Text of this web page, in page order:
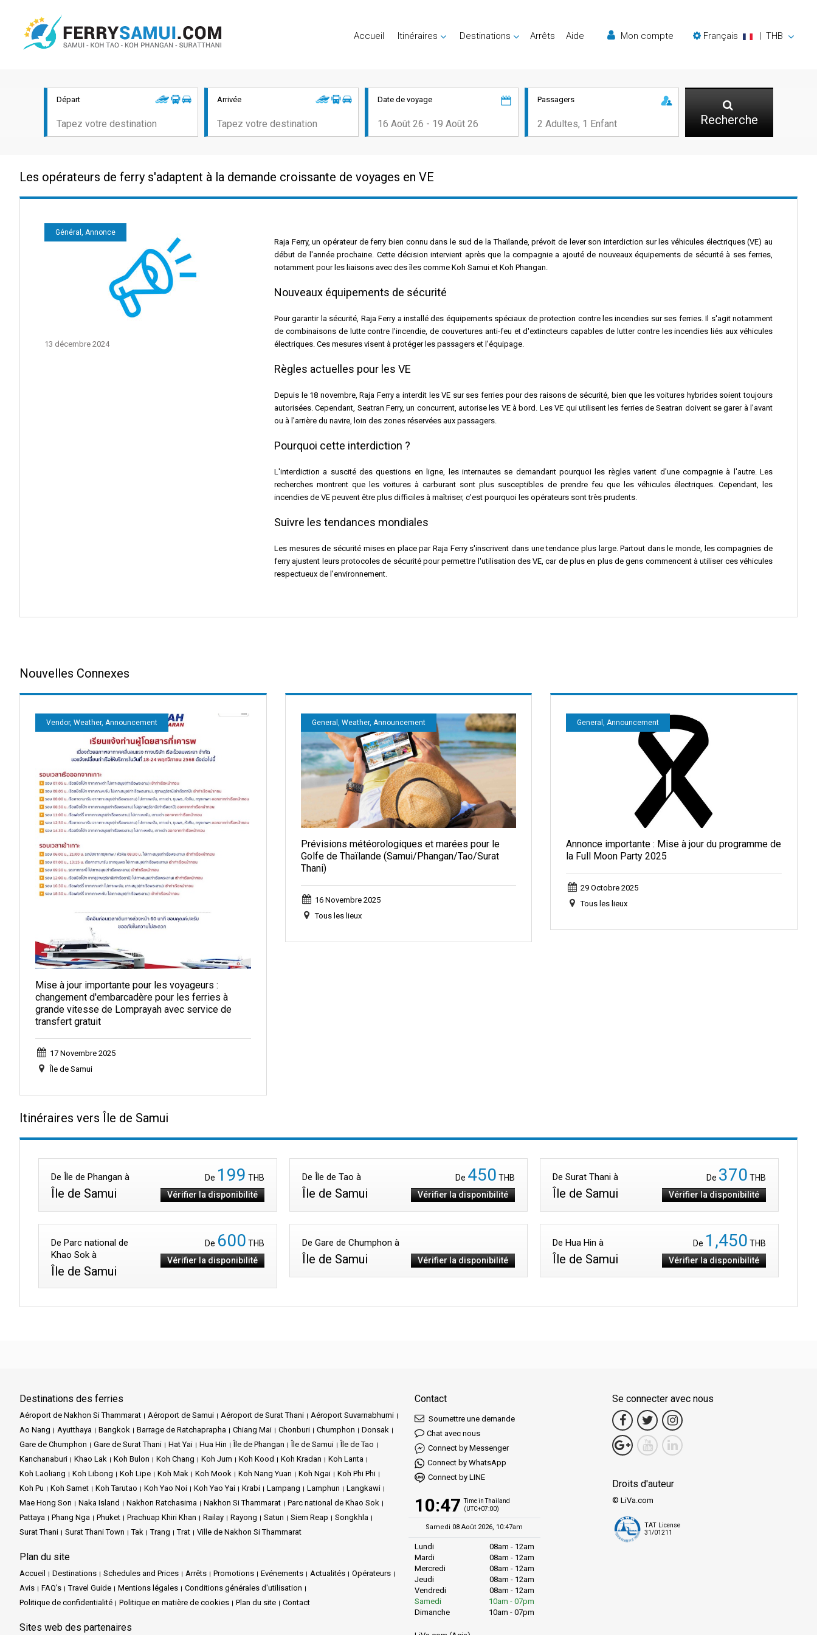
Accueil Itinéraires Destinations Arrêts Aide Mon compte Français | THB
Départ Arrivée Date de voyage Passagers
Recherche
Les opérateurs de ferry s'adaptent à la demande croissante de voyages en VE
13 décembre 2024
Général, Annonce
Raja Ferry, un opérateur de ferry bien connu dans le sud de la Thaïlande, prévoit de lever son interdiction sur les véhicules électriques (VE) au
début de l'année prochaine. Cette décision intervient après que la compagnie a ajouté de nouveaux équipements de sécurité à ses ferries,
notamment pour les liaisons avec des îles comme Koh Samui et Koh Phangan.
Nouveaux équipements de sécurité
Pour garantir la sécurité, Raja Ferry a installé des équipements spéciaux de protection contre les incendies sur ses ferries. Il s'agit notamment
de combinaisons de lutte contre l'incendie, de couvertures anti-feu et d'extincteurs capables de lutter contre les incendies liés aux véhicules
électriques. Ces mesures visent à protéger les passagers et l'équipage.
Règles actuelles pour les VE
Depuis le 18 novembre, Raja Ferry a interdit les VE sur ses ferries pour des raisons de sécurité, bien que les voitures hybrides soient toujours
autorisées. Cependant, Seatran Ferry, un concurrent, autorise les VE à bord. Les VE qui utilisent les ferries de Seatran doivent se garer à l'avant
ou à l'arrière du navire, loin des zones réservées aux passagers.
Pourquoi cette interdiction ?
L'interdiction a suscité des questions en ligne, les internautes se demandant pourquoi les règles varient d'une compagnie à l'autre. Les
recherches montrent que les voitures à carburant sont plus susceptibles de prendre feu que les véhicules électriques. Cependant, les
incendies de VE peuvent être plus difficiles à maîtriser, c'est pourquoi les opérateurs sont très prudents.
Suivre les tendances mondiales
Les mesures de sécurité mises en place par Raja Ferry s'inscrivent dans une tendance plus large. Partout dans le monde, les compagnies de
ferry ajustent leurs protocoles de sécurité pour permettre l'utilisation des VE, car de plus en plus de gens commencent à utiliser ces véhicules
respectueux de l'environnement.
Nouvelles Connexes
Vendor, Weather, Announcement
Mise à jour importante pour les voyageurs :
changement d'embarcadère pour les ferries à
grande vitesse de Lomprayah avec service de
transfert gratuit
17 Novembre 2025
Île de Samui
General, Weather, Announcement
Prévisions météorologiques et marées pour le
Golfe de Thaïlande (Samui/Phangan/Tao/Surat
Thani)
16 Novembre 2025
Tous les lieux
General, Announcement
Annonce importante : Mise à jour du programme de
la Full Moon Party 2025
29 Octobre 2025
Tous les lieux
Itinéraires vers Île de Samui
De Île de Phangan à
Île de Samui
De 199 THB
Vérifier la disponibilité
De Île de Tao à
Île de Samui
De 450 THB
Vérifier la disponibilité
De Surat Thani à
Île de Samui
De 370 THB
Vérifier la disponibilité
De Parc national de
Khao Sok à
Île de Samui
De 600 THB
Vérifier la disponibilité
De Gare de Chumphon à
Île de Samui Vérifier la disponibilité
De Hua Hin à
Île de Samui
De 1,450 THB
Vérifier la disponibilité
Destinations des ferries
Aéroport de Nakhon Si Thammarat Aéroport de Samui Aéroport de Surat Thani
Aéroport Suvarnabhumi
Ao Nang
Ayutthaya Bangkok Barrage de Ratchaprapha Chiang Mai Chonburi Chumphon
Donsak
Gare de Chumphon
Gare de Surat Thani Hat Yai Hua Hin Île de Phangan Île de Samui
Île de Tao
Kanchanaburi
Khao Lak Koh Bulon Koh Chang Koh Jum Koh Kood Koh Kradan
Koh Lanta
Koh Laoliang
Koh Libong Koh Lipe Koh Mak Koh Mook Koh Nang Yuan Koh Ngai
Koh Phi Phi
Koh Pu
Koh Samet Koh Tarutao Koh Yao Noi Koh Yao Yai Krabi Lampang Lamphun
Langkawi
Mae Hong Son
Naka Island Nakhon Ratchasima Nakhon Si Thammarat
Parc national de Khao Sok
Pattaya
Phang Nga Phuket Prachuap Khiri Khan Railay Rayong Satun Siem Reap
Songkhla
Surat Thani
Surat Thani Town Tak Trang Trat Ville de Nakhon Si Thammarat
Plan du site
Accueil Destinations Schedules and Prices Arrêts Promotions Evénements Actualités
Opérateurs
Avis
FAQ's Travel Guide Mentions légales
Conditions générales d'utilisation
Politique de confidentialité
Politique en matière de cookies Plan du site Contact
Sites web des partenaires
Contact
Soumettre une demande
Chat avec nous
Connect by Messenger
Connect by WhatsApp
Connect by LINE
10:47 Time in Thailand
(UTC+07:00)
Samedi 08 Août 2026, 10:47am
Lundi
08am - 12am
Mardi
08am - 12am
Mercredi
08am - 12am
Jeudi
08am - 12am
Vendredi
08am - 12am
Samedi
10am - 07pm
Dimanche
10am - 07pm
Se connecter avec nous
Droits d'auteur
© LiVa.com
TAT License
31/01211